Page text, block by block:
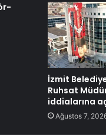
İzmit
Ruhsat
iddialarına
Ağustos 7,